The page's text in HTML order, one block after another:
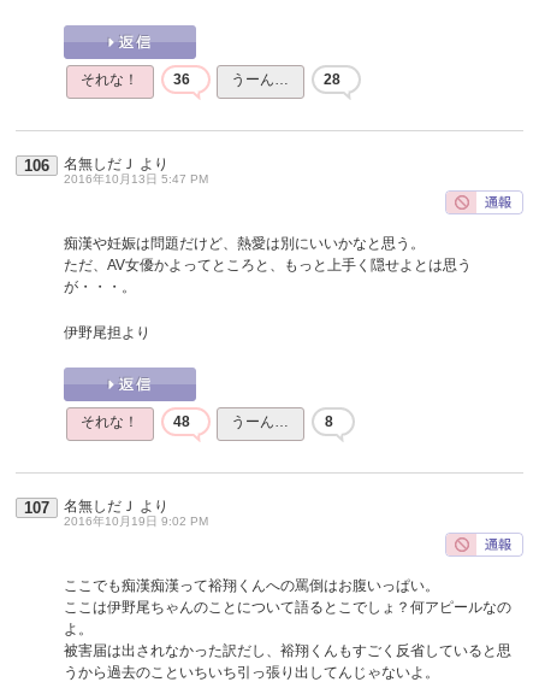
それな！ 36 うーん… 28
106 名無しだＪ より
2016年10月13日 5:47 PM
痴漢や妊娠は問題だけど、熱愛は別にいいかなと思う。
ただ、AV女優かよってところと、もっと上手く隠せよとは思う
が・・・。
伊野尾担より
それな！ 48 うーん… 8
107 名無しだＪ より
2016年10月19日 9:02 PM
ここでも痴漢痴漢って裕翔くんへの罵倒はお腹いっぱい。
ここは伊野尾ちゃんのことについて語るとこでしょ？何アピールなの
よ。
被害届は出されなかった訳だし、裕翔くんもすごく反省していると思
うから過去のこといちいち引っ張り出してんじゃないよ。